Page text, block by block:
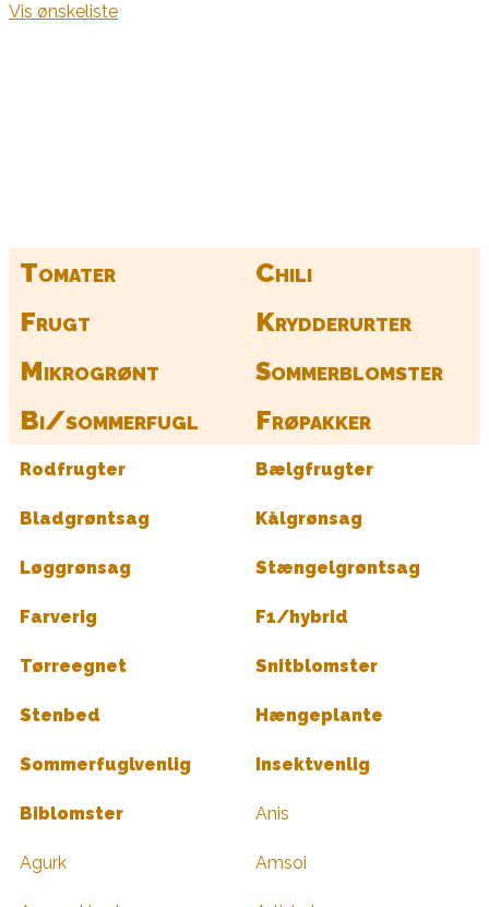
Vis ønskeliste
Tomater
Chili
Frugt
Krydderurter
Mikrogrønt
Sommerblomster
Bi/sommerfugl
Frøpakker
Rodfrugter Bælgfrugter
Bladgrøntsag Kålgrønsag
Løggrønsag Stængelgrøntsag
Farverig F1/hybrid
Tørreegnet Snitblomster
Stenbed Hængeplante
Sommerfuglvenlig Insektvenlig
Biblomster Anis
Agurk Amsoi